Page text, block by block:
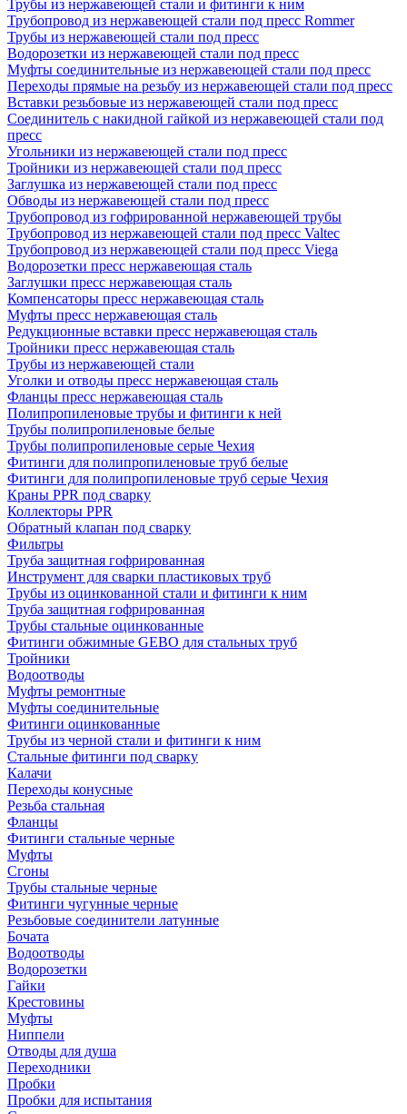
Трубы из нержавеющей стали и фитинги к ним
Трубопровод из нержавеющей стали под пресс Rommer
Трубы из нержавеющей стали под пресс
Водорозетки из нержавеющей стали под пресс
Муфты соединительные из нержавеющей стали под пресс
Переходы прямые на резьбу из нержавеющей стали под пресс
Вставки резьбовые из нержавеющей стали под пресс
Соединитель с накидной гайкой из нержавеющей стали под
пресс
Угольники из нержавеющей стали под пресс
Тройники из нержавеющей стали под пресс
Заглушка из нержавеющей стали под пресс
Обводы из нержавеющей стали под пресс
Трубопровод из гофрированной нержавеющей трубы
Трубопровод из нержавеющей стали под пресс Valtec
Трубопровод из нержавеющей стали под пресс Viega
Водорозетки пресс нержавеющая сталь
Заглушки пресс нержавеющая сталь
Компенсаторы пресс нержавеющая сталь
Муфты пресс нержавеющая сталь
Редукционные вставки пресс нержавеющая сталь
Тройники пресс нержавеющая сталь
Трубы из нержавеющей стали
Уголки и отводы пресс нержавеющая сталь
Фланцы пресс нержавеющая сталь
Полипропиленовые трубы и фитинги к ней
Трубы полипропиленовые белые
Трубы полипропиленовые серые Чехия
Фитинги для полипропиленовые труб белые
Фитинги для полипропиленовые труб серые Чехия
Краны PPR под сварку
Коллекторы PPR
Обратный клапан под сварку
Фильтры
Труба защитная гофрированная
Инструмент для сварки пластиковых труб
Трубы из оцинкованной стали и фитинги к ним
Труба защитная гофрированная
Трубы стальные оцинкованные
Фитинги обжимные GEBO для стальных труб
Тройники
Водоотводы
Муфты ремонтные
Муфты соединительные
Фитинги оцинкованные
Трубы из черной стали и фитинги к ним
Стальные фитинги под сварку
Калачи
Переходы конусные
Резьба стальная
Фланцы
Фитинги стальные черные
Муфты
Сгоны
Трубы стальные черные
Фитинги чугунные черные
Резьбовые соединители латунные
Бочата
Водоотводы
Водорозетки
Гайки
Крестовины
Муфты
Ниппели
Отводы для душа
Переходники
Пробки
Пробки для испытания